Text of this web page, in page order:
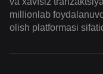
millionlab
olish platformasi